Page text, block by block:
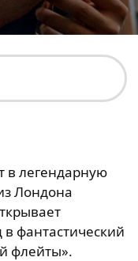
в легендарную
Лондона
фантастический
флейты».